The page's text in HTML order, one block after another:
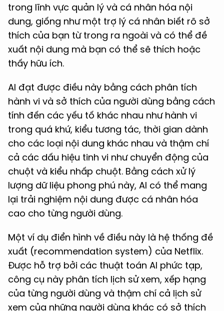
trong lĩnh vực quản lý và cá nhân hóa nội
dung, giống như một trợ lý cá nhân biết rõ sở
thích của bạn từ trong ra ngoài và có thể đề
xuất nội dung mà bạn có thể sẽ thích hoặc
thấy hữu ích.
AI đạt được điều này bằng cách phân tích
hành vi và sở thích của người dùng bằng cách
tính đến các yếu tố khác nhau như hành vi
trong quá khứ, kiểu tương tác, thời gian dành
cho các loại nội dung khác nhau và thậm chí
cả các dấu hiệu tinh vi như chuyển động của
chuột và kiểu nhấp chuột. Bằng cách xử lý
lượng dữ liệu phong phú này, AI có thể mang
lại trải nghiệm nội dung được cá nhân hóa
cao cho từng người dùng.
Một ví dụ điển hình về điều này là hệ thống đề
xuất (recommendation system) của Netflix.
Được hỗ trợ bởi các thuật toán AI phức tạp,
công cụ này phân tích lịch sử xem, xếp hạng
của từng người dùng và thậm chí cả lịch sử
xem của những người dùng khác có sở thích